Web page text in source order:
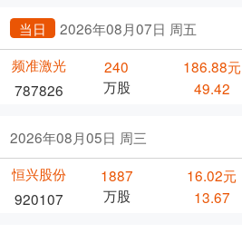
当日
2026年08月07日 周五
频准激光
787826
240
万股
186.88元
49.42
2026年08月05日 周三
恒兴股份
920107
1887
万股
16.02元
13.67